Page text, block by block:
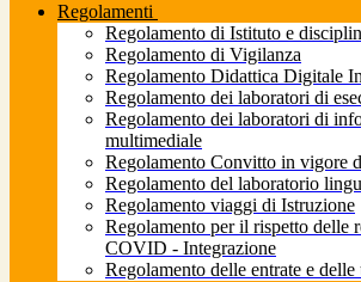
Regolamenti
Regolamento di Istituto e
Regolamento di Vigilanza
Regolamento Didattica Digitale
Regolamento dei laboratori di
Regolamento dei laboratori di
multimediale
Regolamento Convitto in vigore
Regolamento del laboratorio
Regolamento viaggi di Istruzione
Regolamento per il rispetto delle
COVID - Integrazione
Regolamento delle entrate e delle